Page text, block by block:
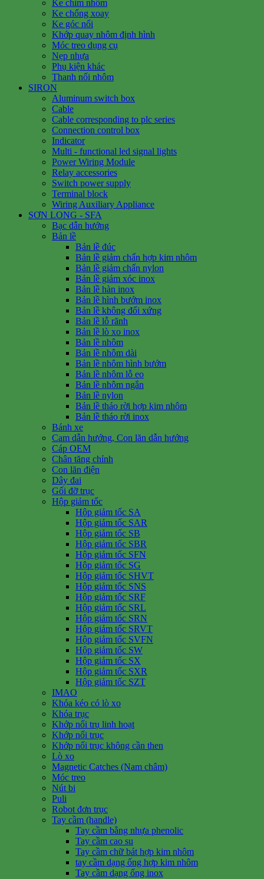
Ke chìm nhôm
Ke chống xoay
Ke góc nổi
Khớp quay nhôm định hình
Móc treo dụng cụ
Nẹp nhựa
Phụ kiện khác
Thanh nối nhôm
SIRON
Aluminum switch box
Cable
Cable corresponding to plc series
Connection control box
Indicator
Multi - functional led signal lights
Power Wiring Module
Relay accessories
Switch power supply
Terminal block
Wiring Auxiliary Appliance
SƠN LONG - SFA
Bạc dẫn hướng
Bản lề
Bản lề đúc
Bản lề giảm chấn hợp kim nhôm
Bản lề giảm chấn nylon
Bản lề giảm xóc inox
Bản lề hàn inox
Bản lề hình bướm inox
Bản lề không đối xứng
Bản lề lỗ rãnh
Bản lề lò xo inox
Bản lề nhôm
Bản lề nhôm dài
Bản lề nhôm hình bướm
Bản lề nhôm lỗ eo
Bản lề nhôm ngắn
Bản lề nylon
Bản lề tháo rời hợp kim nhôm
Bản lề tháo rời inox
Bánh xe
Cam dẫn hướng, Con lăn dẫn hướng
Cáp OEM
Chân tăng chỉnh
Con lăn điện
Dây đai
Gối đỡ trục
Hộp giảm tốc
Hộp giảm tốc SA
Hộp giảm tốc SAR
Hộp giảm tốc SB
Hộp giảm tốc SBR
Hộp giảm tốc SFN
Hộp giảm tốc SG
Hộp giảm tốc SHVT
Hộp giảm tốc SNS
Hộp giảm tốc SRF
Hộp giảm tốc SRL
Hộp giảm tốc SRN
Hộp giảm tốc SRVT
Hộp giảm tốc SVFN
Hộp giảm tốc SW
Hộp giảm tốc SX
Hộp giảm tốc SXR
Hộp giảm tốc SZT
IMAO
Khóa kéo có lò xo
Khóa trục
Khớp nối trụ linh hoạt
Khớp nối trục
Khớp nối trục không cần then
Lò xo
Magnetic Catches (Nam châm)
Móc treo
Nút bi
Puli
Robot đơn trục
Tay cầm (handle)
Tay cầm bằng nhựa phenolic
Tay cầm cao su
Tay cầm chữ bát hợp kim nhôm
tay cầm dạng ống hợp kim nhôm
Tay cầm dạng ống inox